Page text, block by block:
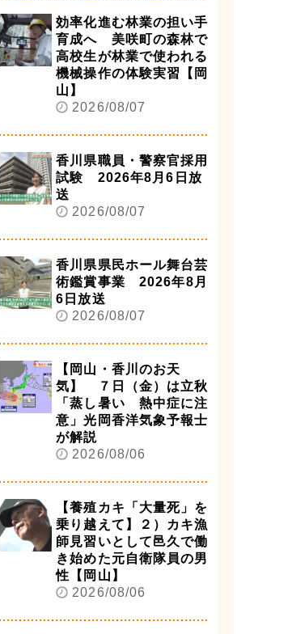
効率化進む林業の担い手
育成へ 美咲町の森林で
高校生が林業で使われる
機械操作の体験実習【岡
山】
2026/08/07
香川県職員・警察官採用
試験 2026年8月6日放
送
2026/08/07
香川県県民ホール舞台芸
術鑑賞事業 2026年8月
6日放送
2026/08/07
【岡山・香川のお天
気】 ７日（金）は立秋
「蒸し暑い 熱中症に注
意」光岡香洋気象予報士
が解説
2026/08/06
【養殖カキ「大量死」を
乗り越えて】２）カキ漁
師見習いとして邑久で働
き始めた元自衛隊員の男
性【岡山】
2026/08/06